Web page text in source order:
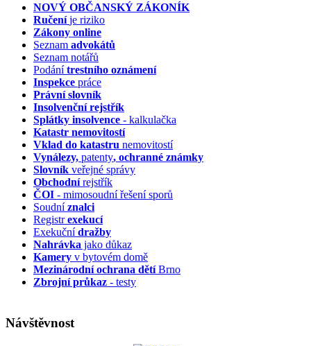
NOVÝ OBČANSKÝ ZÁKONÍK
Ručeníje riziko
Zákony online
Seznam advokátů
Seznam notářů
Podánítrestního oznámení
Inspekce práce
Právní slovník
Insolvenčnírejstřík
Splátky insolvence - kalkulačka
Katastr nemovitostí
Vklad do katastru nemovitostí
Vynálezy, patenty, ochranné známky
Slovník veřejné správy
Obchodnírejstřík
ČOI - mimosoudní řešení sporů
Soudníznalci
Registrexekucí
Exekučnídražby
Nahrávka jako důkaz
Kamery v bytovém domě
Mezinárodní ochrana dětíBrno
Zbrojní průkaz - testy
Návštěvnost